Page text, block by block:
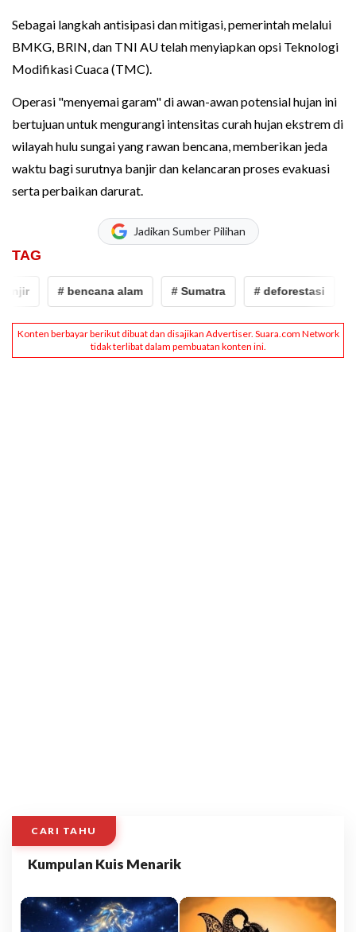
Sebagai langkah antisipasi dan mitigasi, pemerintah melalui
BMKG, BRIN, dan TNI AU telah menyiapkan opsi Teknologi
Modifikasi Cuaca (TMC).
Operasi "menyemai garam" di awan-awan potensial hujan ini
bertujuan untuk mengurangi intensitas curah hujan ekstrem di
wilayah hulu sungai yang rawan bencana, memberikan jeda
waktu bagi surutnya banjir dan kelancaran proses evakuasi
serta perbaikan darurat.
Jadikan Sumber Pilihan
TAG
# bencana alam # Sumatra # deforestasi # banjir
CARI TAHU
Kumpulan Kuis Menarik